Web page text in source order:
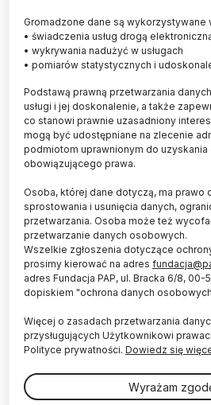
09.05.2023. Zakład Ubezpieczeń
Senatorskiej w Warszawie. PAP/Albert
Do końca października
rentę rodzinną z ZUS, mają
zaświadczenia z uczelni o
wniosku o dalszą wypłatę
przypomniał we wtorek ZUS.
tego nie zrobią, nie otrzymają
miesiąc.
Rzecznik prasowy Zakładu
Gromadzone dane są wykorzystywane
• świadczenia usług drogą
• wykrywania nadużyć w usługach
• pomiarów statystycznych i
Podstawą prawną przetwarzania
usługi i jej doskonalenie, a także
co stanowi prawnie uzasadniony
mogą być udostępniane na zlecenie
podmiotom uprawnionym do
obowiązującego prawa.
Osoba, której dane dotyczą, ma prawo
sprostowania i usunięcia danych,
przetwarzania. Osoba może też
przetwarzanie danych osobowych.
Wszelkie zgłoszenia dotyczące
prosimy kierować na adres
adres Fundacja PAP, ul. Bracka 6/8, 00-
dopiskiem "ochrona danych
Więcej o zasadach przetwarzania
przysługujących Użytkownikowi
Polityce prywatności. Dowiedz się
Wyrażam